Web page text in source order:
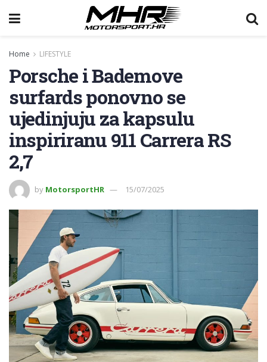
Home LIFESTYLE
Porsche i Bademove
surfards ponovno se
ujedinjuju za kapsulu
inspiriranu 911 Carrera RS
2,7
by MotorsportHR 15/07/2025